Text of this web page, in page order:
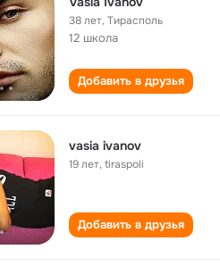
38 лет,Тирасполь
12 школа
Добавить в друзья
vasia ivanov
19 лет,tiraspoli
Добавить в друзья